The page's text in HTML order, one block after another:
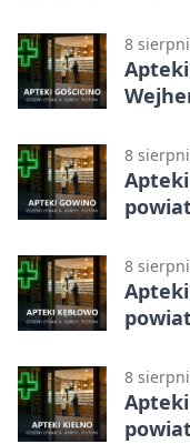
8
8
8
8